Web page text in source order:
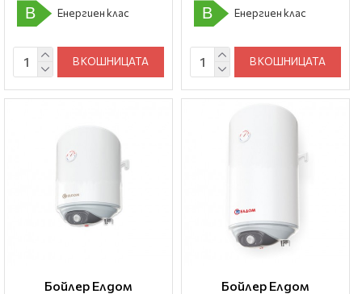
B Енергиен клас
В КОШНИЦАТА
B Енергиен клас
В КОШНИЦАТА
Бойлер Елдом
Бойлер Елдом